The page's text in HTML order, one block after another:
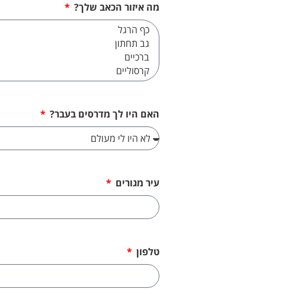
מה איזור הכאב שלך?
האם היו לך מדרסים בעבר?
עיר מגורים
טלפון